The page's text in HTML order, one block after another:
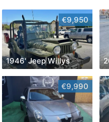
€9,950
1946' Jeep Willys
€9,990